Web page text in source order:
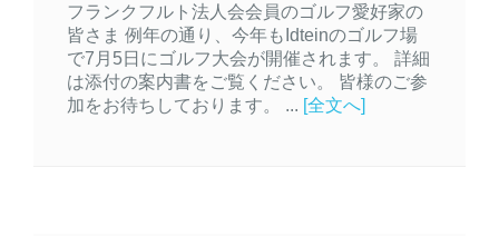
フランクフルト法人会会員のゴルフ愛好家の
皆さま 例年の通り、今年もIdteinのゴルフ場
で7月5日にゴルフ大会が開催されます。 詳細
は添付の案内書をご覧ください。 皆様のご参
加をお待ちしております。 ... [全文へ]